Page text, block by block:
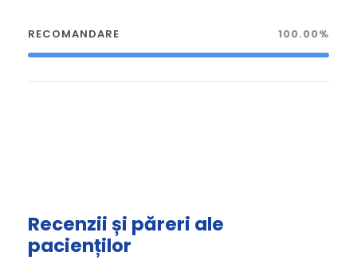
RECOMANDARE 100.00%
Recenzii și păreri ale
pacienților